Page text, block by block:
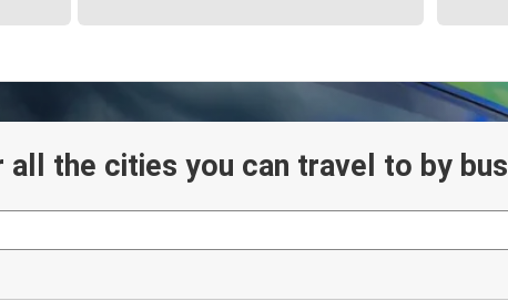
all the cities you can travel to by bus